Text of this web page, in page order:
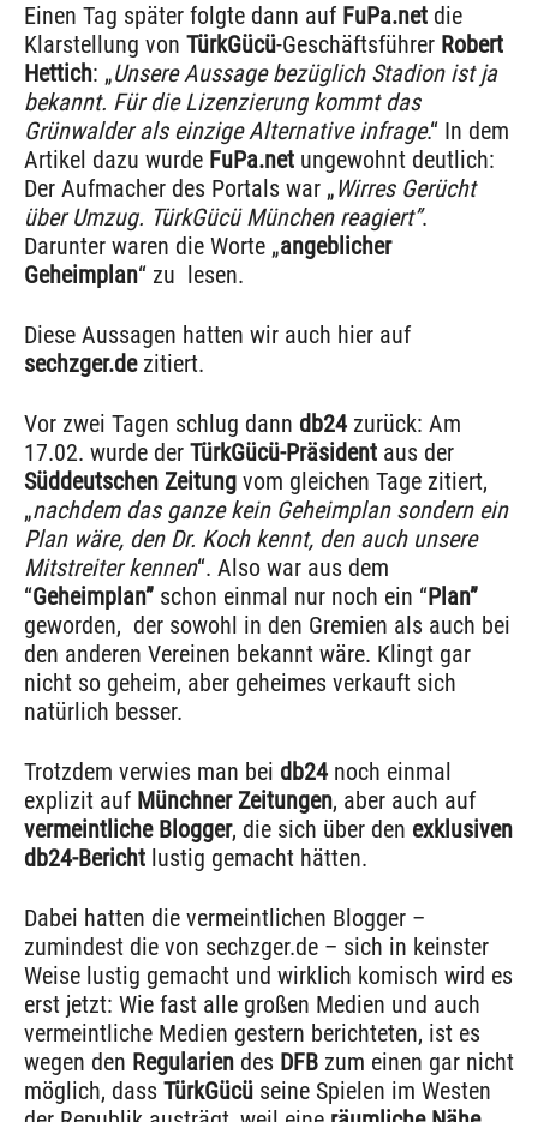
Einen Tag später folgte dann auf FuPa.net die
Klarstellung von TürkGücü-Geschäftsführer Robert
Hettich: „Unsere Aussage bezüglich Stadion ist ja
bekannt. Für die Lizenzierung kommt das
Grünwalder als einzige Alternative infrage.“ In dem
Artikel dazu wurde FuPa.net ungewohnt deutlich:
Der Aufmacher des Portals war „Wirres Gerücht
über Umzug. TürkGücü München reagiert”.
Darunter waren die Worte „angeblicher
Geheimplan“ zu lesen.
Diese Aussagen hatten wir auch hier auf
sechzger.dezitiert.
Vor zwei Tagen schlug dann db24 zurück: Am
17.02. wurde der TürkGücü-Präsident aus der
Süddeutschen Zeitung vom gleichen Tage zitiert,
„nachdem das ganze kein Geheimplan sondern ein
Plan wäre, den Dr. Koch kennt, den auch unsere
Mitstreiter kennen“. Also war aus dem
“Geheimplan” schon einmal nur noch ein “Plan”
geworden, der sowohl in den Gremien als auch bei
den anderen Vereinen bekannt wäre. Klingt gar
nicht so geheim, aber geheimes verkauft sich
natürlich besser.
Trotzdem verwies man bei db24 noch einmal
explizit auf Münchner Zeitungen, aber auch auf
vermeintliche Blogger, die sich über den exklusiven
db24-Bericht lustig gemacht hätten.
Dabei hatten die vermeintlichen Blogger –
zumindest die von sechzger.de – sich in keinster
Weise lustig gemacht und wirklich komisch wird es
erst jetzt: Wie fast alle großen Medien und auch
vermeintliche Medien gestern berichteten, ist es
wegen den Regularien des DFB zum einen gar nicht
möglich, dass TürkGücü seine Spielen im Westen